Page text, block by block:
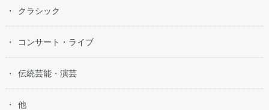
クラシック
コンサート・ライブ
伝統芸能・演芸
他